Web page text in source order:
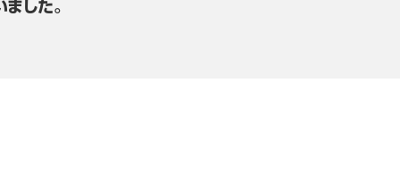
した。